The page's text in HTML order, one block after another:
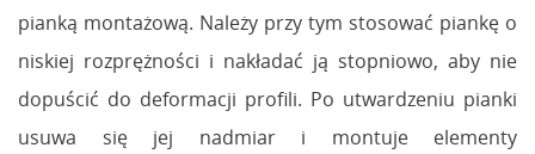
pianką montażową. Należy przy tym stosować piankę o
niskiej rozprężności i nakładać ją stopniowo, aby nie
dopuścić do deformacji profili. Po utwardzeniu pianki
usuwa się jej nadmiar i montuje elementy